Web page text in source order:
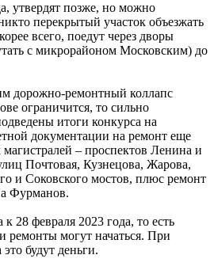
утвердят позже, но можно
перекрытый участок объезжать
всего, поедут через дворы
с микрорайоном Московским) до
дорожно-ремонтный коллапс
ограничится, то сильно
итоги конкурса на
документации на ремонт еще
– проспектов Ленина и
Почтовая, Кузнецова, Жарова,
и Соковского мостов, плюс ремонт
Фурманов.
28 февраля 2023 года, то есть
ремонты могут начаться. При
будут деньги.